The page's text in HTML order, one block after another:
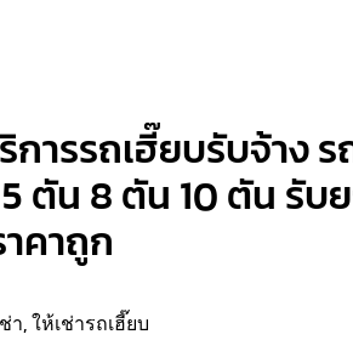
ารรถเฮี๊ยบรับจ้าง ร
5 ตัน 8 ตัน 10 ตัน รับ
คาถูก
า,ให้เช่ารถเฮี๊ยบ